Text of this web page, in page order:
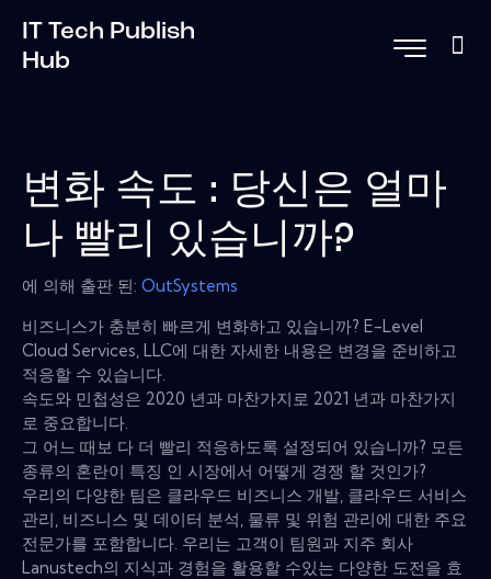
IT Tech Publish
Hub
변화 속도 : 당신은 얼마
나 빨리 있습니까?
에 의해 출판 된: OutSystems
비즈니스가 충분히 빠르게 변화하고 있습니까? E-Level
Cloud Services, LLC에 대한 자세한 내용은 변경을 준비하고
적응할 수 있습니다.
속도와 민첩성은 2020 년과 마찬가지로 2021 년과 마찬가지
로 중요합니다.
그 어느 때보 다 더 빨리 적응하도록 설정되어 있습니까? 모든
종류의 혼란이 특징 인 시장에서 어떻게 경쟁 할 것인가?
우리의 다양한 팀은 클라우드 비즈니스 개발, 클라우드 서비스
관리, 비즈니스 및 데이터 분석, 물류 및 위험 관리에 대한 주요
전문가를 포함합니다. 우리는 고객이 팀원과 지주 회사
Lanustech의 지식과 경험을 활용할 수있는 다양한 도전을 효